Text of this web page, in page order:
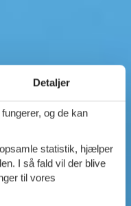
Detaljer
og de kan
statistik, hjælper
I så fald vil der blive
til vores